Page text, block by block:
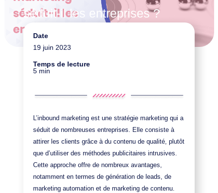
séduit-il les entreprises ?
Marketing digital
Date
19 juin 2023
Temps de lecture
5 min
L’inbound marketing est une stratégie marketing qui a
séduit de nombreuses entreprises. Elle consiste à
attirer les clients grâce à du contenu de qualité, plutôt
que d’utiliser des méthodes publicitaires intrusives.
Cette approche offre de nombreux avantages,
notamment en termes de génération de leads, de
marketing automation et de marketing de contenu.